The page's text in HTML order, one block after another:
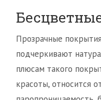
Прозрачные
подчеркивают
плюсам такого
красоты, относится